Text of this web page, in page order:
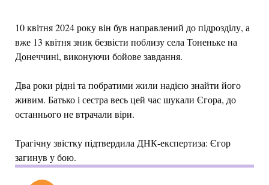
10 квітня 2024 року він був направлений до підрозділу, а
вже 13 квітня зник безвісти поблизу села Тоненьке на
Донеччині, виконуючи бойове завдання.
Два роки рідні та побратими жили надією знайти його
живим. Батько і сестра весь цей час шукали Єгора, до
останнього не втрачали віри.
Трагічну звістку підтвердила ДНК-експертиза: Єгор
загинув у бою.